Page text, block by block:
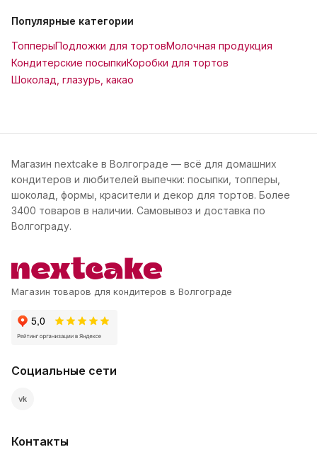
Популярные категории
ТопперыПодложки для тортовМолочная продукция
Кондитерские посыпкиКоробки для тортов
Шоколад, глазурь, какао
Магазин nextcake в Волгограде — всё для домашних
кондитеров и любителей выпечки: посыпки, топперы,
шоколад, формы, красители и декор для тортов. Более
3400 товаров в наличии. Самовывоз и доставка по
Волгограду.
Магазин товаров для кондитеров в Волгограде
Социальные сети
vk
Контакты